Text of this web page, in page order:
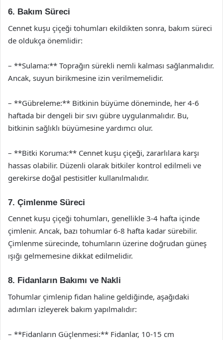
6. Bakım Süreci
Cennet kuşu çiçeği tohumları ekildikten sonra, bakım süreci
de oldukça önemlidir:
– **Sulama:** Toprağın sürekli nemli kalması sağlanmalıdır.
Ancak, suyun birikmesine izin verilmemelidir.
– **Gübreleme:** Bitkinin büyüme döneminde, her 4-6
haftada bir dengeli bir sıvı gübre uygulanmalıdır. Bu,
bitkinin sağlıklı büyümesine yardımcı olur.
– **Bitki Koruma:** Cennet kuşu çiçeği, zararlılara karşı
hassas olabilir. Düzenli olarak bitkiler kontrol edilmeli ve
gerekirse doğal pestisitler kullanılmalıdır.
7. Çimlenme Süreci
Cennet kuşu çiçeği tohumları, genellikle 3-4 hafta içinde
çimlenir. Ancak, bazı tohumlar 6-8 hafta kadar sürebilir.
Çimlenme sürecinde, tohumların üzerine doğrudan güneş
ışığı gelmemesine dikkat edilmelidir.
8. Fidanların Bakımı ve Nakli
Tohumlar çimlenip fidan haline geldiğinde, aşağıdaki
adımları izleyerek bakım yapılmalıdır:
– **Fidanların Güçlenmesi:** Fidanlar, 10-15 cm